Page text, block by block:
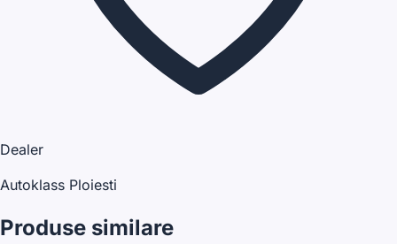
Dealer
Autoklass Ploiesti
Produse similare